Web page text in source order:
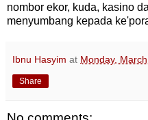
nombor ekor, kuda, kasino
menyumbang kepada
Ibnu Hasyim at Monday,
Share